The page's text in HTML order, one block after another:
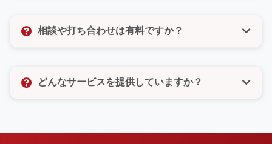
なども一切いたしませんので、ご安心ください。お客
相談や打ち合わせは有料ですか？
望をしっかりとお聞きし、最適なご提案をさせていた
どんなサービスを提供していますか？